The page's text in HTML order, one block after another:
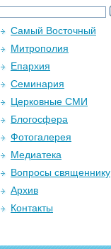
Самый Восточный
Митрополия
Епархия
Семинария
Церковные СМИ
Блогосфера
Фотогалерея
Медиатека
Вопросы священнику
Архив
Контакты